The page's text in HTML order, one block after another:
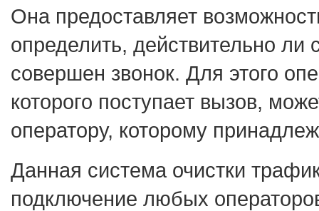
Она предоставляет
определить, действительно ли
совершен звонок. Для этого
которого поступает вызов,
оператору, которому
Данная система очистки
подключение любых